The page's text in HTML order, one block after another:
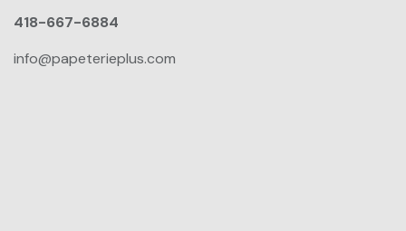
418-667-6884
info@papeterieplus.com